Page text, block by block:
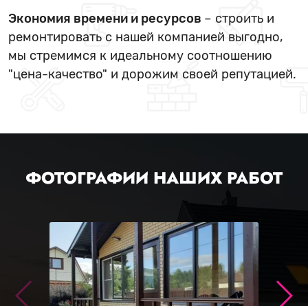
Экономия времени и ресурсов – строить и
ремонтировать с нашей компанией выгодно,
мы стремимся к идеальному соотношению
"цена-качество" и дорожим своей репутацией.
ФОТОГРАФИИ НАШИХ РАБОТ